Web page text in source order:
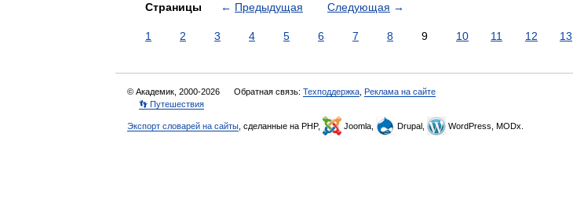
Страницы ← Предыдущая Следующая →
1 2 3 4 5 6 7 8 9 10 11 12 13
© Академик, 2000-2026 Обратная связь: Техподдержка Реклама на сайте
👣 Путешествия
Экспорт словарей на сайты , сделанные на PHP, Joomla, Drupal, WordPress, MODx.